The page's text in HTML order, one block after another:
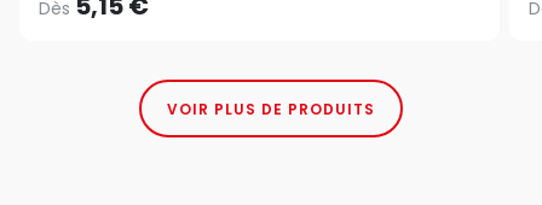
Dès
VOIR PLUS DE PRODUITS